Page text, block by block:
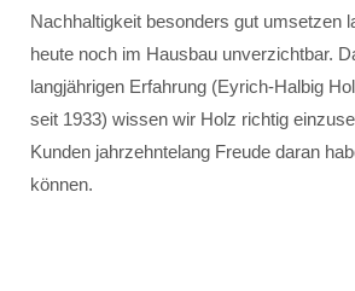
Nachhaltigkeit besonders gut umsetzen
heute noch im Hausbau unverzichtbar.
langjährigen Erfahrung (Eyrich-Halbig
seit 1933) wissen wir Holz richtig
Kunden jahrzehntelang Freude daran
können.